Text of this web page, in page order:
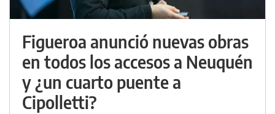
Figueroa anunció nuevas obras
en todos los accesos a Neuquén
y ¿un cuarto puente a
Cipolletti?